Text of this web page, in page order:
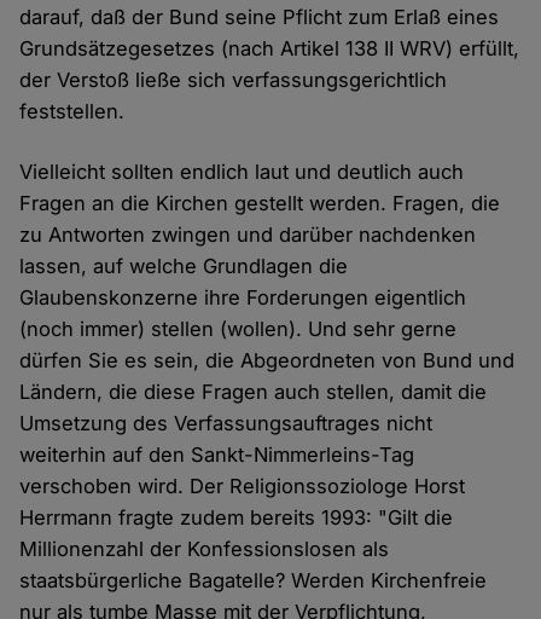
darauf, daß der Bund seine Pflicht zum Erlaß eines
Grundsätzegesetzes (nach Artikel 138 II WRV) erfüllt,
der Verstoß ließe sich verfassungsgerichtlich
feststellen.
Vielleicht sollten endlich laut und deutlich auch
Fragen an die Kirchen gestellt werden. Fragen, die
zu Antworten zwingen und darüber nachdenken
lassen, auf welche Grundlagen die
Glaubenskonzerne ihre Forderungen eigentlich
(noch immer) stellen (wollen). Und sehr gerne
dürfen Sie es sein, die Abgeordneten von Bund und
Ländern, die diese Fragen auch stellen, damit die
Umsetzung des Verfassungsauftrages nicht
weiterhin auf den Sankt-Nimmerleins-Tag
verschoben wird. Der Religionssoziologe Horst
Herrmann fragte zudem bereits 1993: "Gilt die
Millionenzahl der Konfessionslosen als
staatsbürgerliche Bagatelle? Werden Kirchenfreie
nur als tumbe Masse mit der Verpflichtung,